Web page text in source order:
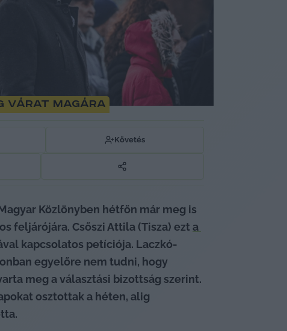
várat magára
Követés
Közlönyben hétfőn már meg is
feljárójára. Csőszi Attila (Tisza) ezt a
kapcsolatos petíciója. Laczkó-
egyelőre nem tudni, hogy
meg a választási bizottság szerint.
osztottak a héten, alig